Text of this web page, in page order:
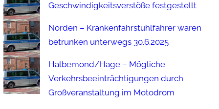
Geschwindigkeitsverstöße festgestellt
Norden – Krankenfahrstuhlfahrer waren
betrunken unterwegs 30.6.2025
Halbemond/Hage – Mögliche
Verkehrsbeeinträchtigungen durch
Großveranstaltung im Motodrom